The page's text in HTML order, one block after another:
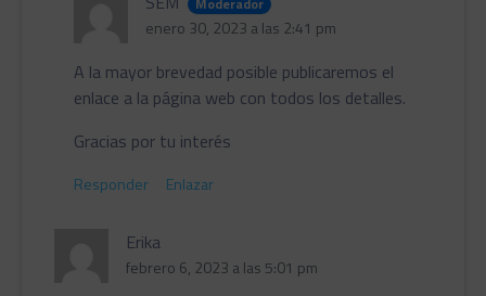
enero 30, 2023 a las 2:41 pm
A la mayor brevedad posible publicaremos el
enlace a la página web con todos los detalles.
Gracias por tu interés
Responder Enlazar
Erika
febrero 6, 2023 a las 5:01 pm